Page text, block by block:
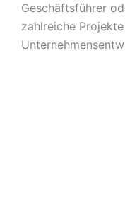
Geschäftsführer
zahlreiche